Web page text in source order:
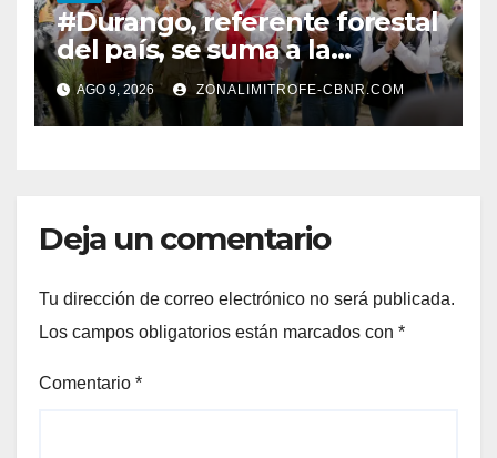
#Durango, referente forestal
del país, se suma a la
Jornada Nacional de
Reforestación de la
Presidenta Claudia con la
AGO 9, 2026 ZONALIMITROFE-CBNR.COM
Deja un comentario
Tu dirección de correo electrónico no será publicada.
Los campos obligatorios están marcados con *
Comentario *